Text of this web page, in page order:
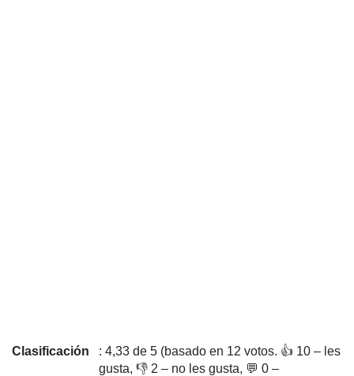
Clasificación
: 4,33 de 5 (basado en 12 votos. 👍 10 – les
gusta, 👎 2 – no les gusta, 💬 0 –